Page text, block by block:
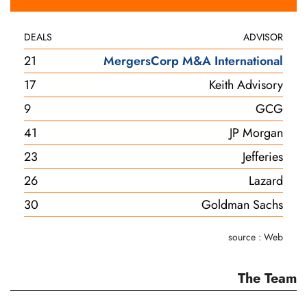
ADVISOR
DEALS
MergersCorp M&A International
21
Keith Advisory
17
GCG
9
JP Morgan
41
Jefferies
23
Lazard
26
Goldman Sachs
30
source : Web
The Team